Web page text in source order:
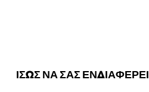
ΙΣΩΣ ΝΑ ΣΑΣ ΕΝΔΙΑΦΕΡΕΙ